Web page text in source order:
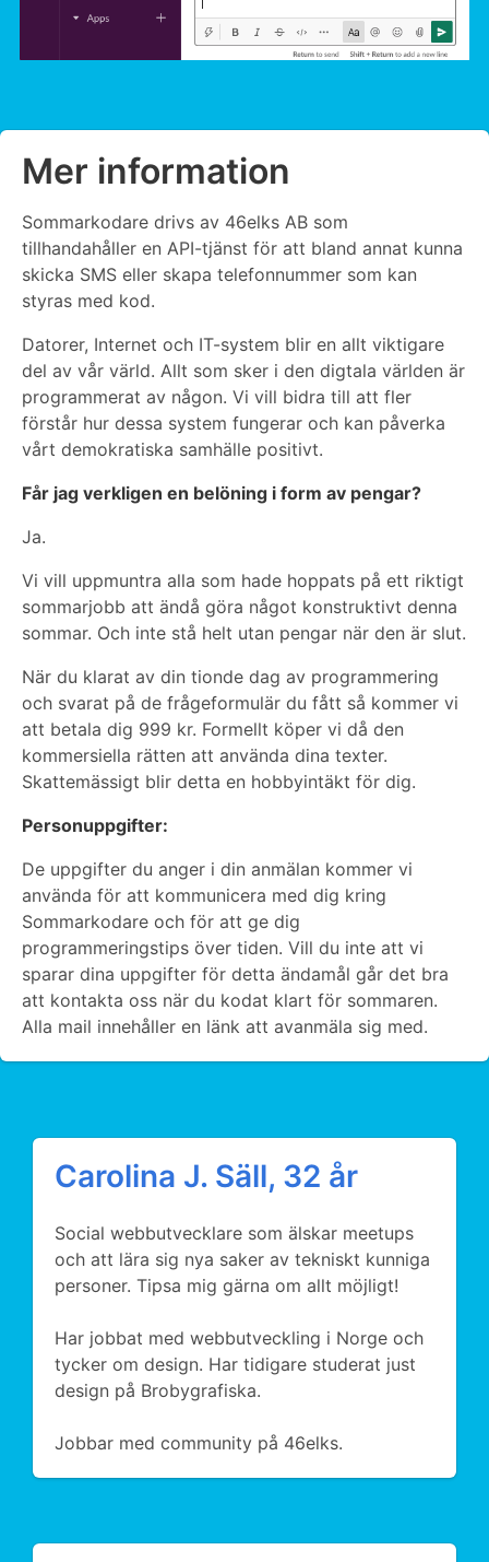
Mer information
Sommarkodare drivs av 46elks AB som
tillhandahåller en API-tjänst för att bland annat kunna
skicka SMS eller skapa telefonnummer som kan
styras med kod.
Datorer, Internet och IT-system blir en allt viktigare
del av vår värld. Allt som sker i den digtala världen är
programmerat av någon. Vi vill bidra till att fler
förstår hur dessa system fungerar och kan påverka
vårt demokratiska samhälle positivt.
Får jag verkligen en belöning i form av pengar?
Ja.
Vi vill uppmuntra alla som hade hoppats på ett riktigt
sommarjobb att ändå göra något konstruktivt denna
sommar. Och inte stå helt utan pengar när den är slut.
När du klarat av din tionde dag av programmering
och svarat på de frågeformulär du fått så kommer vi
att betala dig 999 kr. Formellt köper vi då den
kommersiella rätten att använda dina texter.
Skattemässigt blir detta en hobbyintäkt för dig.
Personuppgifter:
De uppgifter du anger i din anmälan kommer vi
använda för att kommunicera med dig kring
Sommarkodare och för att ge dig
programmeringstips över tiden. Vill du inte att vi
sparar dina uppgifter för detta ändamål går det bra
att kontakta oss när du kodat klart för sommaren.
Alla mail innehåller en länk att avanmäla sig med.
Carolina J. Säll, 32 år
Social webbutvecklare som älskar meetups
och att lära sig nya saker av tekniskt kunniga
personer. Tipsa mig gärna om allt möjligt!
Har jobbat med webbutveckling i Norge och
tycker om design. Har tidigare studerat just
design på Brobygrafiska.
Jobbar med community på 46elks.